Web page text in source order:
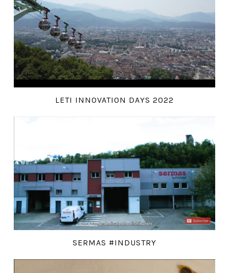
LETI INNOVATION DAYS 2022
SERMAS #INDUSTRY